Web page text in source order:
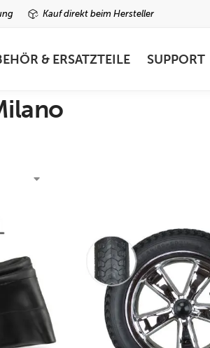
Kauf direkt beim Hersteller
& ERSATZTEILE SUPPORT